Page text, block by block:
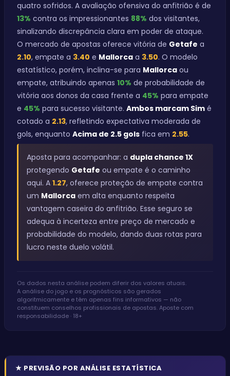
quatro sofridos. A avaliação ofensiva do anfitrião é de
13% contra os impressionantes 88% dos visitantes,
sinalizando discrepância clara em poder de ataque.
O mercado de apostas oferece vitória de Getafe a
2.10, empate a 3.40 e Mallorca a 3.50. O modelo
estatístico, porém, inclina-se para Mallorca ou
empate, atribuindo apenas 10% de probabilidade de
vitória aos donos da casa frente a 45% para empate
e 45% para sucesso visitante. Ambos marcam Sim é
cotado a 2.13, refletindo expectativa moderada de
gols, enquanto Acima de 2.5 gols fica em 2.55.
Aposta para acompanhar: a dupla chance 1X
protegendo Getafe ou empate é o caminho
aqui. A 1.27, oferece proteção de empate contra
um Mallorca em alta enquanto respeita
vantagem caseira do anfitrião. Esse seguro se
adequa à incerteza entre preço de mercado e
probabilidade do modelo, dando duas rotas para
lucro neste duelo volátil.
Os dados nesta análise podem diferir dos valores atuais.
A análise do jogo e os prognósticos são gerados
algoritmicamente e têm apenas fins informativos — não
constituem conselhos profissionais de apostas. Aposte com
responsabilidade · 18+
★ PREVISÃO POR ANÁLISE ESTATÍSTICA